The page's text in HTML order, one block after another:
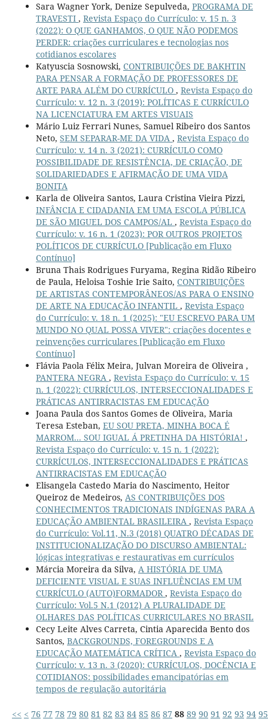
Sara Wagner York, Denize Sepulveda, PROGRAMA DE
TRAVESTI , Revista Espaço do Currículo: v. 15 n. 3
(2022): O QUE GANHAMOS, O QUE NÃO PODEMOS
PERDER: criações curriculares e tecnologias nos
cotidianos escolares
Katyuscia Sosnowski, CONTRIBUIÇÕES DE BAKHTIN
PARA PENSAR A FORMAÇÃO DE PROFESSORES DE
ARTE PARA ALÉM DO CURRÍCULO , Revista Espaço do
Currículo: v. 12 n. 3 (2019): POLÍTICAS E CURRÍCULO
NA LICENCIATURA EM ARTES VISUAIS
Mário Luiz Ferrari Nunes, Samuel Ribeiro dos Santos
Neto, SEM SEPARAR-ME DA VIDA , Revista Espaço do
Currículo: v. 14 n. 3 (2021): CURRÍCULO COMO
POSSIBILIDADE DE RESISTÊNCIA, DE CRIAÇÃO, DE
SOLIDARIEDADES E AFIRMAÇÃO DE UMA VIDA
BONITA
Karla de Oliveira Santos, Laura Cristina Vieira Pizzi,
INFÂNCIA E CIDADANIA EM UMA ESCOLA PÚBLICA
DE SÃO MIGUEL DOS CAMPOS/AL , Revista Espaço do
Currículo: v. 16 n. 1 (2023): POR OUTROS PROJETOS
POLÍTICOS DE CURRÍCULO [Publicação em Fluxo
Contínuo]
Bruna Thais Rodrigues Furyama, Regina Ridão Ribeiro
de Paula, Heloisa Toshie Irie Saito, CONTRIBUIÇÕES
DE ARTISTAS CONTEMPORÂNEOS/AS PARA O ENSINO
DE ARTE NA EDUCAÇÃO INFANTIL , Revista Espaço
do Currículo: v. 18 n. 1 (2025): "EU ESCREVO PARA UM
MUNDO NO QUAL POSSA VIVER": criações docentes e
reinvenções curriculares [Publicação em Fluxo
Contínuo]
Flávia Paola Félix Meira, Julvan Moreira de Oliveira ,
PANTERA NEGRA , Revista Espaço do Currículo: v. 15
n. 1 (2022): CURRÍCULOS, INTERSECCIONALIDADES E
PRÁTICAS ANTIRRACISTAS EM EDUCAÇÃO
Joana Paula dos Santos Gomes de Oliveira, Maria
Teresa Esteban, EU SOU PRETA, MINHA BOCA É
MARROM... SOU IGUAL Á PRETINHA DA HISTÓRIA! ,
Revista Espaço do Currículo: v. 15 n. 1 (2022):
CURRÍCULOS, INTERSECCIONALIDADES E PRÁTICAS
ANTIRRACISTAS EM EDUCAÇÃO
Elisangela Castedo Maria do Nascimento, Heitor
Queiroz de Medeiros, AS CONTRIBUIÇÕES DOS
CONHECIMENTOS TRADICIONAIS INDÍGENAS PARA A
EDUCAÇÃO AMBIENTAL BRASILEIRA , Revista Espaço
do Currículo: Vol.11, N.3 (2018) QUATRO DÉCADAS DE
INSTITUCIONALIZAÇÃO DO DISCURSO AMBIENTAL:
lógicas integrativas e restaurativas em currículos
Márcia Moreira da Silva, A HISTÓRIA DE UMA
DEFICIENTE VISUAL E SUAS INFLUÊNCIAS EM UM
CURRÍCULO (AUTO)FORMADOR, Revista Espaço do
Currículo: Vol.5 N.1 (2012) A PLURALIDADE DE
OLHARES DAS POLÍTICAS CURRICULARES NO BRASIL
Cecy Leite Alves Carreta, Cintia Aparecida Bento dos
Santos, BACKGROUNDS, FOREGROUNDS E A
EDUCAÇÃO MATEMÁTICA CRÍTICA , Revista Espaço do
Currículo: v. 13 n. 3 (2020): CURRÍCULOS, DOCÊNCIA E
COTIDIANOS: possibilidades emancipatórias em
tempos de regulação autoritária
<< < 76 77 78 79 80 81 82 83 84 85 86 87 88 89 90 91 92 93 94 95